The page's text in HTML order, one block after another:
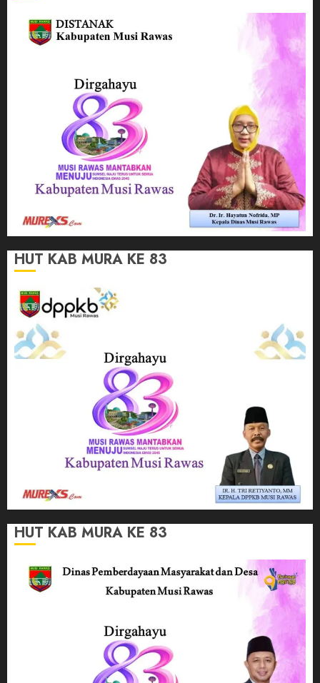
HUT KAB MURA KE 83
HUT KAB MURA KE 83